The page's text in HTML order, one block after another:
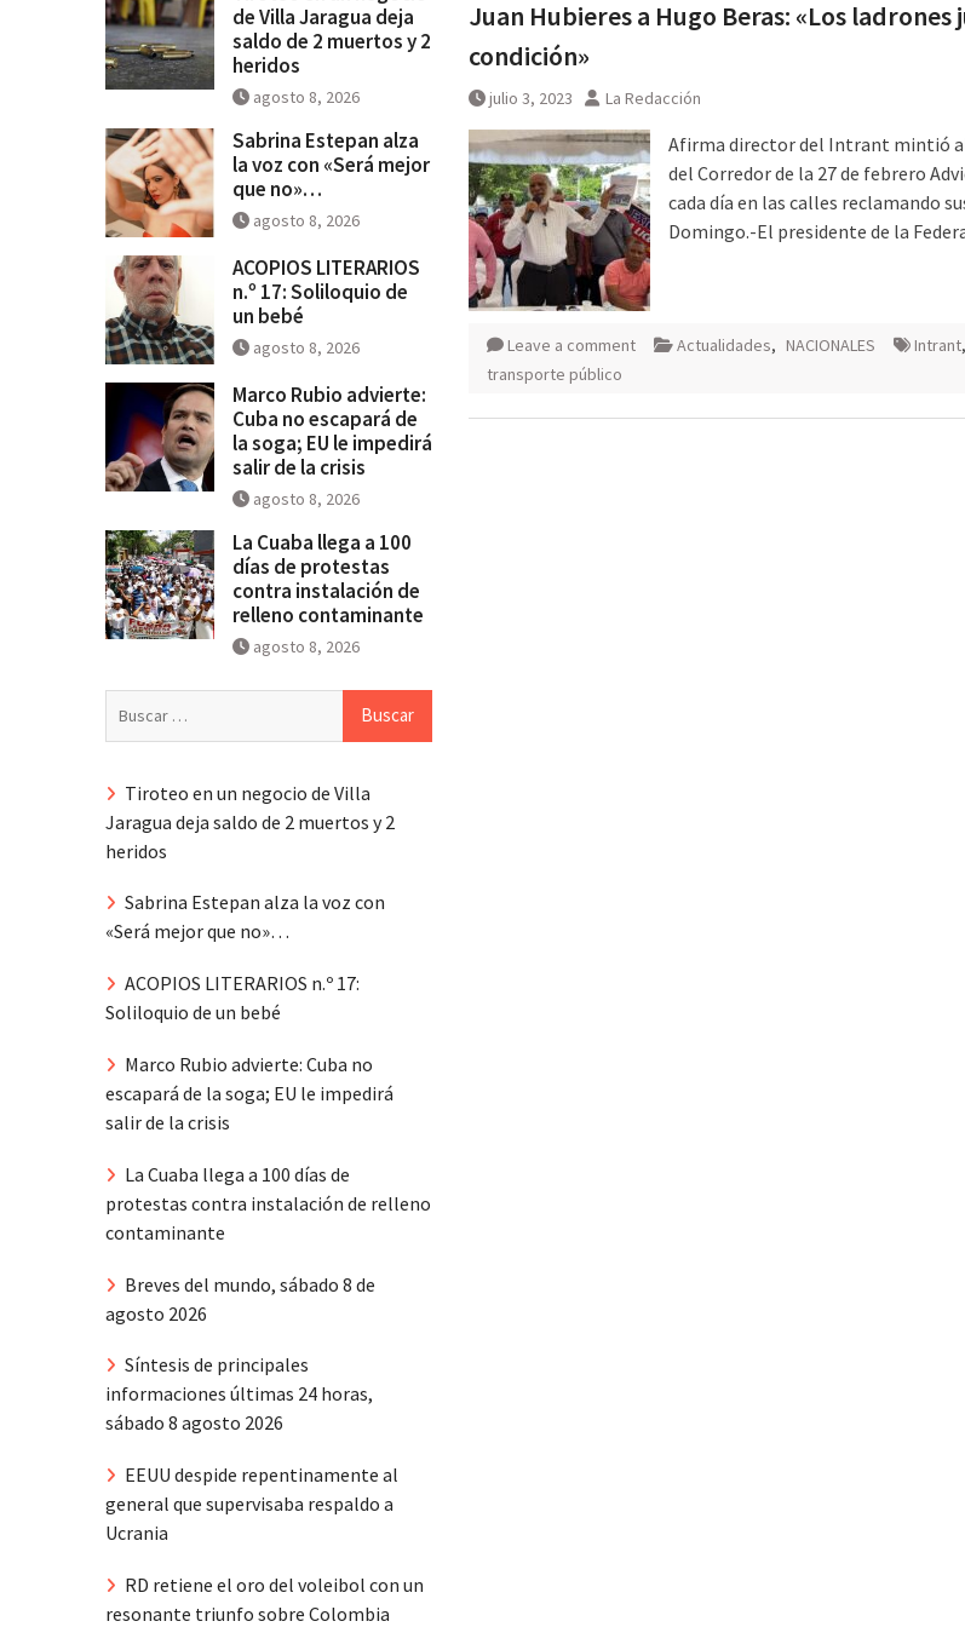
Juan Hubieres a Hugo Beras: «Los ladrones
condición»
julio 3, 2023 La Redacción
Afirma director del Intrant mintió
del Corredor de la 27 de febrero
cada día en las calles reclamando
Domingo.-El presidente de la
Leave a comment Actualidades, NACIONALES Intrant,
transporte público
de Villa Jaragua deja
saldo de 2 muertos y 2
heridos
agosto 8, 2026
Sabrina Estepan alza
la voz con «Será mejor
que no»…
agosto 8, 2026
ACOPIOS LITERARIOS
n.º 17: Soliloquio de
un bebé
agosto 8, 2026
Marco Rubio advierte:
Cuba no escapará de
la soga; EU le impedirá
salir de la crisis
agosto 8, 2026
La Cuaba llega a 100
días de protestas
contra instalación de
relleno contaminante
agosto 8, 2026
Tiroteo en un negocio de Villa
Jaragua deja saldo de 2 muertos y 2
heridos
Sabrina Estepan alza la voz con
«Será mejor que no»…
ACOPIOS LITERARIOS n.º 17:
Soliloquio de un bebé
Marco Rubio advierte: Cuba no
escapará de la soga; EU le impedirá
salir de la crisis
La Cuaba llega a 100 días de
protestas contra instalación de relleno
contaminante
Breves del mundo, sábado 8 de
agosto 2026
Síntesis de principales
informaciones últimas 24 horas,
sábado 8 agosto 2026
EEUU despide repentinamente al
general que supervisaba respaldo a
Ucrania
RD retiene el oro del voleibol con un
resonante triunfo sobre Colombia